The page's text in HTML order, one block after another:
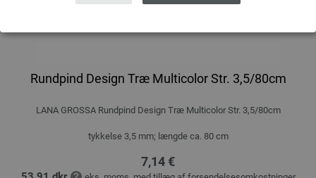
Rundpind Design Træ Multicolor Str. 3,5/80cm
LANA GROSSA Rundpind Design Træ Multicolor Str. 3,5/80cm
tykkelse 3,5 mm; længde ca. 80 cm
7,14 €